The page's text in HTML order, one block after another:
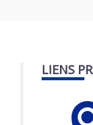
LIENS